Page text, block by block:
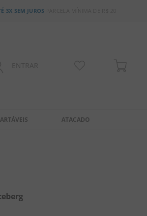
3X SEM JUROS PARCELA MÍNIMA DE R$ 20
ENTRAR
ATACADO